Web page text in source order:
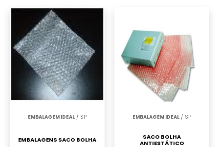
EMBALAGEM IDEAL / SP
EMBALAGENS SACO BOLHA
EMBALAGEM IDEAL / SP
SACO BOLHA
ANTIESTÁTICO